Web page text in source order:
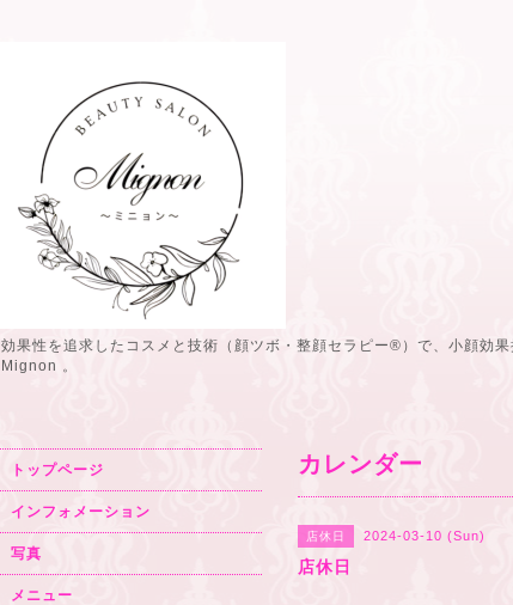
効果性を追求したコスメと技術（顔ツボ・整顔セラピー®️）で、小顔効
Mignon 。
カレンダー
店休日 2024-03-10 (Sun)
店休日
トップページ
インフォメーション
写真
メニュー